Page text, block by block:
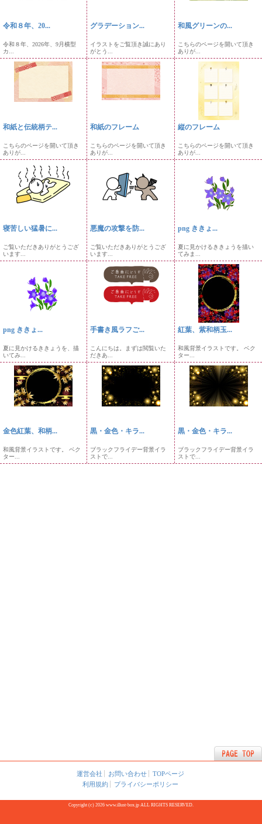
令和８年、20...
令和８年、2026年、9月横型
カ...
グラデーション...
イラストをご覧頂き誠にあり
がとう...
和風グリーンの...
こちらのページを開いて頂き
ありが...
和紙と伝統柄テ...
こちらのページを開いて頂き
ありが...
和紙のフレーム
こちらのページを開いて頂き
ありが...
縦のフレーム
こちらのページを開いて頂き
ありが...
寝苦しい猛暑に...
ご覧いただきありがとうござ
います...
悪魔の攻撃を防...
ご覧いただきありがとうござ
います...
png ききょ...
夏に見かけるききょうを描い
てみま...
png ききょ...
夏に見かけるききょうを、描
いてみ...
手書き風ラフご...
こんにちは。まずは閲覧いた
だきあ...
紅葉、紫和柄玉...
和風背景イラストです。 ベク
ター...
金色紅葉、和柄...
和風背景イラストです。 ベク
ター...
黒・金色・キラ...
ブラックフライデー背景イラ
ストで...
黒・金色・キラ...
ブラックフライデー背景イラ
ストで...
運営会社 お問い合わせ
TOPページ
利用規約
プライバシーポリシー
Copyright (c) 2026 www.illust-box.jp ALL RIGHTS RESERVED.